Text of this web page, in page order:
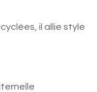
il allie style